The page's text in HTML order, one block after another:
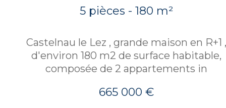
5 pièces - 180 m²
Castelnau le Lez , grande maison en R+1 ,
d'environ 180 m2 de surface habitable,
composée de 2 appartements in
665 000 €